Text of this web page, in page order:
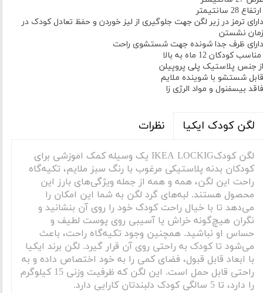
ارتفاع 28 سانتیمتر
دارای ترمز در زیر لگن جهت جلوگیری از لیز خوردن و حفظ تعادل کودک در
زمان نشستن
دارای ظرف جدا شونده جهت شستشوی راحت
مناسب کودکان 12 ماه به بالا
از جنس پلاستیک پلی پروپیلن
قابل شستشو با شوینده ملایم
فاقد بیسفنول و مواد الرژی زا
لگن کودک ایکیا نظرات
لگن کودکIKEA LOCKIG یک وسیله کمک اموزشی برای
کودکان بدنه پلاستیکی مرغوب با رنگ سبز ملایم، تکیه‌گاه
راحت این لگن، همه و همه از جمله ویژگی‌های بارز این
محصول هستند. لبه‌های گرد لگن به شما این امکان را
می‌دهد تا با خیال راحت کودک خود را روی آن بنشانید و
نگران هیچ‌گونه خراش یا آسیبی روی پوست لطیف و
حساس او نباشید. همچنین وجود تکیه‌گاه راحت، باعث
می‌شود تا کودک به راحتی روی آن قرار گیرد. لگن برند ایکیا
با ابعاد قابل قبول، فضای کمی را به خود اختصاص داده و به
راحتی قابل حمل است. این لگن که ظرفیت وزنی 15 کیلوگرم
را دارد، تا 5 سالگی کودک دلبندتان کارایی دارد.